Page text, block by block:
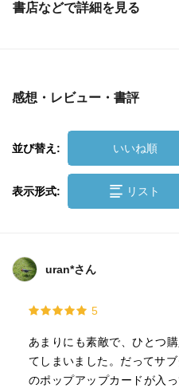
書店などで詳細を見る
感想・レビュー・書評
並び替え: いいね順
表示形式: リスト
uran*さん
5
あまりにも素敵で、ひとつ
てしまいました。だってサ
のポップアップカードが入